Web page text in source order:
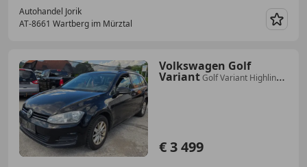
Autohandel Jorik
AT-8661 Wartberg im Mürztal
Volkswagen Golf
VariantGolf Variant Highline
€ 3 499